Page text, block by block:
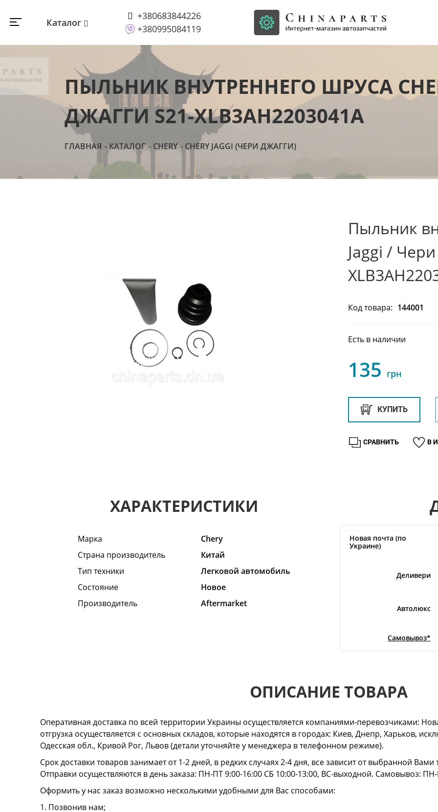
Каталог
+380683844226
+380995084119
ПЫЛЬНИК ВНУТРЕННЕГО ШРУСА
ДЖАГГИ S21-XLB3AH2203041A
ГЛАВНАЯ КАТАЛОГ CHERY CHERY JAGGI (ЧЕРИ ДЖАГГИ)
Пыльник
Jaggi /
Код товара: 144001
Есть в наличии
135 грн
КУПИТЬ
В
СРАВНИТЬ
ХАРАКТЕРИСТИКИ
Марка
Chery
Страна производитель
Китай
Тип техники
Легковой автомобиль
Состояние
Hовое
Производитель
Aftermarket
Новая почта (по
Украине)
Деливери
Автолюкс
Самовывоз*
ОПИСАНИЕ ТОВАРА
Оперативная доставка по всей территории Украины осуществляется компаниями-перевозчиками:
отгрузка осуществляется с основных складов, которые находятся в городах: Киев, Днепр, Харьков,
Одесская обл., Кривой Рог, Львов (детали уточняйте у менеджера в телефонном режиме).
Срок доставки товаров занимает от 1-2 дней, в редких случаях 2-4 дня, все зависит от выбранной
Отправки осуществляются в день заказа: ПН-ПТ 9:00-16:00 СБ 10:00-13:00, ВС-выходной. Самовывоз:
Оформить у нас заказ возможно несколькими удобными для Вас способами:
1. Позвонив нам;